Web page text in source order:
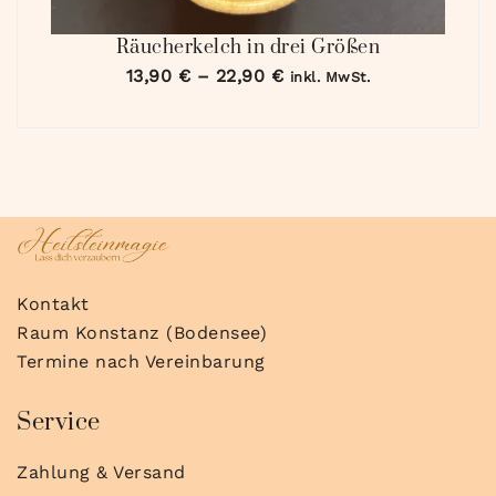
Räucherkelch in drei Größen
13,90 € – 22,90 € inkl. MwSt.
Kontakt
Raum Konstanz (Bodensee)
Termine nach Vereinbarung
Service
Zahlung & Versand